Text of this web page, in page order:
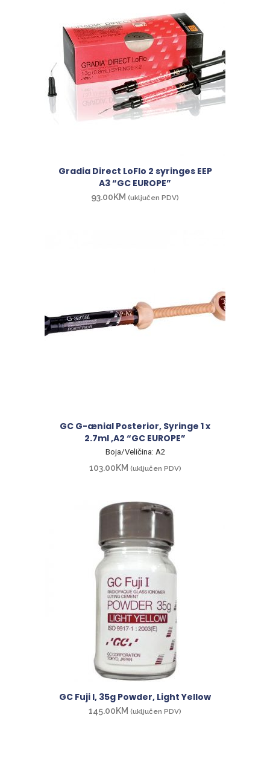
Gradia Direct LoFlo 2 syringes EEP
A3 “GC EUROPE”
93.00KM (uključen PDV)
GC G-ænial Posterior, Syringe 1 x
2.7ml ,A2 “GC EUROPE”
Boja/Veličina: A2
103.00KM (uključen PDV)
GC Fuji I, 35g Powder, Light Yellow
145.00KM (uključen PDV)